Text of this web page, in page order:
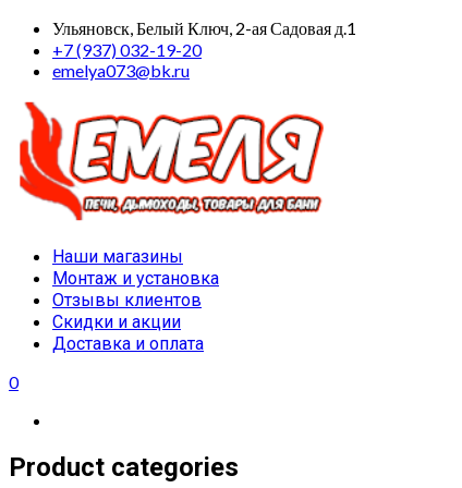
Skip
content
Ульяновск, Белый Ключ, 2-ая Садовая д.1
+7 (937) 032-19-20
emelya073@bk.ru
Primary
Menu
Наши магазины
Монтаж и установка
Отзывы клиентов
Скидки и акции
Доставка и оплата
0
Product categories